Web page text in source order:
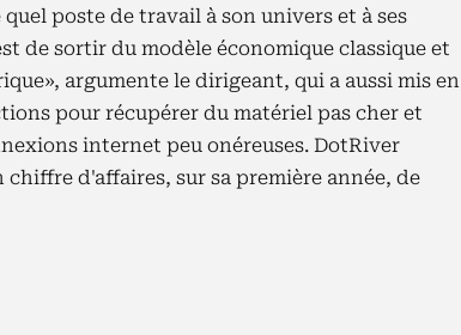
poste de travail à son univers et à ses
de sortir du modèle économique classique et
argumente le dirigeant, qui a aussi mis en
pour récupérer du matériel pas cher et
internet peu onéreuses. DotRiver
d'affaires, sur sa première année, de